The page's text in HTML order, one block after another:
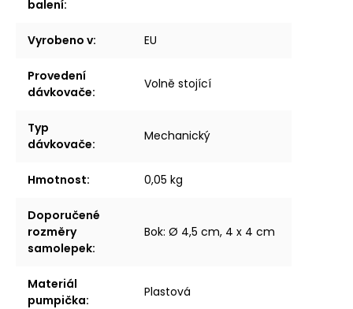
balení:
Vyrobeno v: EU
Provedení
dávkovače:
Volně stojící
Typ
dávkovače:
Mechanický
Hmotnost: 0,05 kg
Doporučené
rozměry
samolepek:
Bok: Ø 4,5 cm, 4 x 4 cm
Materiál
pumpička:
Plastová